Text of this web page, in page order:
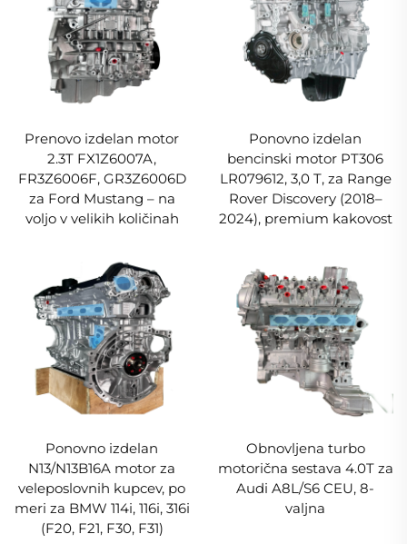
Prenovo izdelan motor
2.3T FX1Z6007A,
FR3Z6006F, GR3Z6006D
za Ford Mustang – na
voljo v velikih količinah
Ponovno izdelan
bencinski motor PT306
LR079612, 3,0 T, za Range
Rover Discovery (2018–
2024), premium kakovost
Ponovno izdelan
N13/N13B16A motor za
veleposlovnih kupcev, po
meri za BMW 114i, 116i, 316i
(F20, F21, F30, F31)
Obnovljena turbo
motorična sestava 4.0T za
Audi A8L/S6 CEU, 8-
valjna